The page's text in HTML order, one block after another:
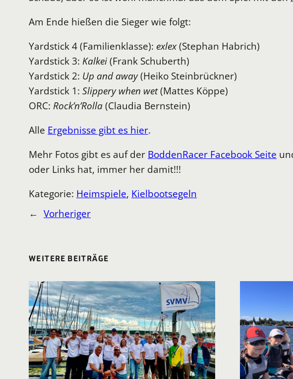
Am Ende hießen die Sieger wie folgt:
Yardstick 4 (Familienklasse): exlex(Stephan Habrich)
Yardstick 3: Kalkei(Frank Schuberth)
Yardstick 2: Up and away(Heiko Steinbrückner)
Yardstick 1: Slippery when wet(Mattes Köppe)
ORC: Rock’n’Rolla(Claudia Bernstein)
Alle Ergebnisse gibt es hier.
Mehr Fotos gibt es auf der BoddenRacer Facebook Seite
oder Links hat, immer her damit!!!
Kategorie: Heimspiele, Kielbootsegeln
← Vorheriger
WEITERE BEITRÄGE